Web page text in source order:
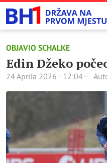
OBJAVIO SCHALKE
Edin Džeko
24 Aprila 2026 - 12:04